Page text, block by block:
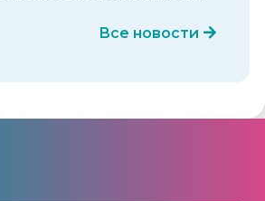
Все новости